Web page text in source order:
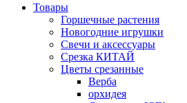
Товары
Горшечные растения
Новогодние игрушки
Свечи и аксессуары
Срезка КИТАЙ
Цветы срезанные
Верба
орхидея